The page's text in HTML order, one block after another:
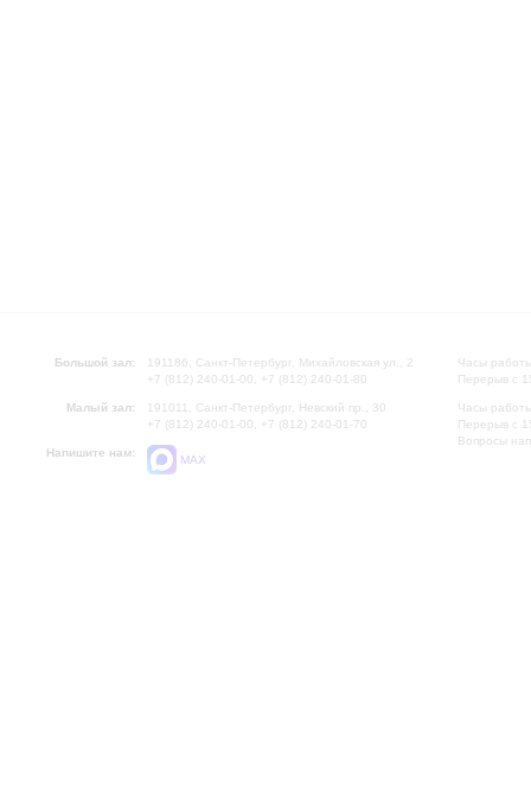
Большой зал:
191186, Санкт-Петербург, Михайловская ул., 2
+7 (812) 240-01-00, +7 (812) 240-01-80
Малый зал:
191011, Санкт-Петербург, Невский пр., 30
+7 (812) 240-01-00, +7 (812) 240-01-70
Напишите нам:
MAX
Часы
Перерыв с
Часы
Перерыв с
Вопросы